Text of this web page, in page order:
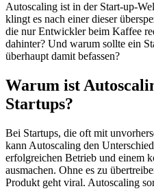
Autoscaling ist in der Start-up-
klingt es nach einer dieser
die nur Entwickler beim Kaffee
dahinter? Und warum sollte ein
überhaupt damit befassen?
Warum ist
Startups?
Bei Startups, die oft mit
kann Autoscaling den
erfolgreichen Betrieb und einem
ausmachen. Ohne es zu
Produkt geht viral. Autoscaling